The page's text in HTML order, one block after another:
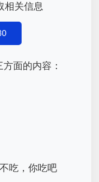
相关信息
面的内容：
吃，你吃吧